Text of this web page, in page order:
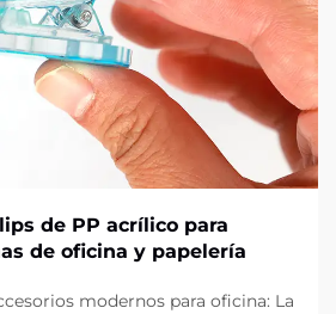
de PP acrílico para
de oficina y papelería
modernos para oficina: La